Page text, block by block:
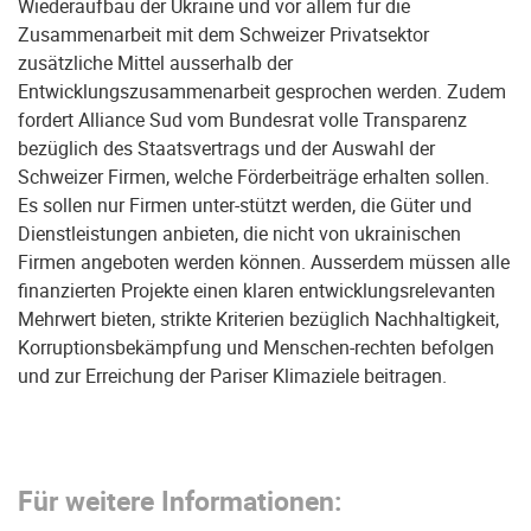
Wiederaufbau der Ukraine und vor allem für die
Zusammenarbeit mit dem Schweizer Privatsektor
zusätzliche Mittel ausserhalb der
Entwicklungszusammenarbeit gesprochen werden. Zudem
fordert Alliance Sud vom Bundesrat volle Transparenz
bezüglich des Staatsvertrags und der Auswahl der
Schweizer Firmen, welche Förderbeiträge erhalten sollen.
Es sollen nur Firmen unter-stützt werden, die Güter und
Dienstleistungen anbieten, die nicht von ukrainischen
Firmen angeboten werden können. Ausserdem müssen alle
finanzierten Projekte einen klaren entwicklungsrelevanten
Mehrwert bieten, strikte Kriterien bezüglich Nachhaltigkeit,
Korruptionsbekämpfung und Menschen-rechten befolgen
und zur Erreichung der Pariser Klimaziele beitragen.
Für weitere Informationen: